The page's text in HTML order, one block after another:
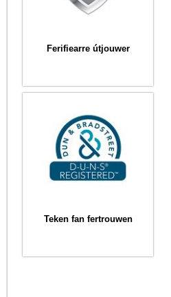
Ferifiearre útjouwer
Teken fan fertrouwen